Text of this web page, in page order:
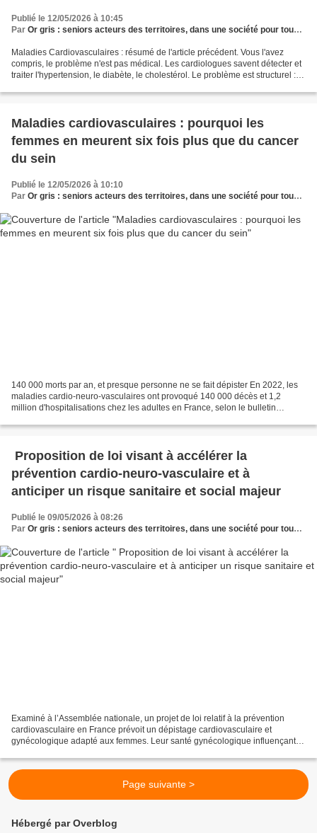
Publié le 12/05/2026 à 10:45
Par Or gris : seniors acteurs des territoires, dans une société pour tous les âges
Maladies Cardiovasculaires : résumé de l'article précédent. Vous l'avez
compris, le problème n'est pas médical. Les cardiologues savent détecter et
traiter l'hypertension, le diabète, le cholestérol. Le problème est structurel : la
Maladies cardiovasculaires : pourquoi les
femmes en meurent six fois plus que du cancer
du sein
Publié le 12/05/2026 à 10:10
Par Or gris : seniors acteurs des territoires, dans une société pour tous les âges
140 000 morts par an, et presque personne ne se fait dépister En 2022, les
maladies cardio-neuro-vasculaires ont provoqué 140 000 décès et 1,2
million d'hospitalisations chez les adultes en France, selon le bulletin
Proposition de loi visant à accélérer la
prévention cardio-neuro-vasculaire et à
anticiper un risque sanitaire et social majeur
Publié le 09/05/2026 à 08:26
Par Or gris : seniors acteurs des territoires, dans une société pour tous les âges
Examiné à l’Assemblée nationale, un projet de loi relatif à la prévention
cardiovasculaire en France prévoit un dépistage cardiovasculaire et
gynécologique adapté aux femmes. Leur santé gynécologique influençant
Page suivante >
Hébergé par Overblog